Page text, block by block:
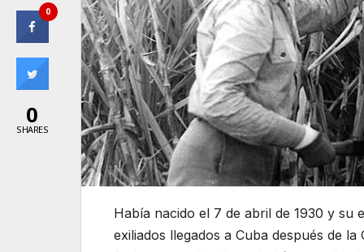
Había nacido el 7 de abril de 1930 y su
exiliados llegados a Cuba después de
0
0
SHARES